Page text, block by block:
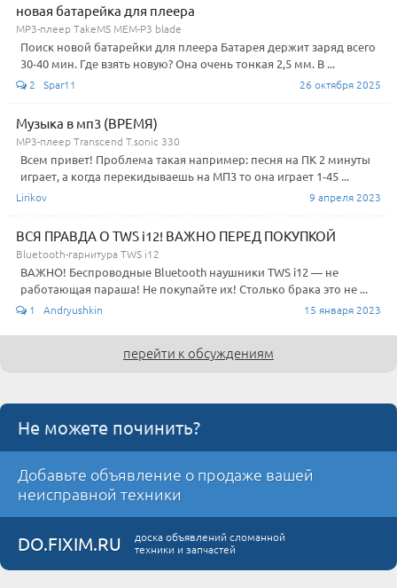
новая батарейка для плеера
MP3-плеер TakeMS MEM-P3 blade
Поиск новой батарейки для плеера Батарея держит заряд всего
30-40 мин. Где взять новую? Она очень тонкая 2,5 мм. В ...
2 Spar11 26 октября 2025
Музыка в мп3 (ВРЕМЯ)
MP3-плеер Transcend T.sonic 330
Всем привет! Проблема такая например: песня на ПК 2 минуты
играет, а когда перекидываешь на МП3 то она играет 1-45 ...
Lirikov 9 апреля 2023
ВСЯ ПРАВДА О TWS i12! ВАЖНО ПЕРЕД ПОКУПКОЙ
Bluetooth-гарнитура TWS i12
ВАЖНО! Беспроводные Bluetooth наушники TWS i12 — не
работающая параша! Не покупайте их! Столько брака это не ...
1 Andryushkin 15 января 2023
перейти к обсуждениям
Не можете починить?
Добавьте объявление о продаже вашей
неисправной техники
DO.FIXIM.RU
доска объявлений сломанной
техники и запчастей